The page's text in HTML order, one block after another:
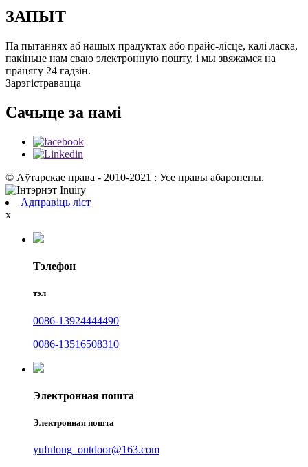
ЗАПЫТ
Па пытаннях аб нашых прадуктах або прайс-лісце, калі ласка,
пакіньце нам сваю электронную пошту, і мы звяжамся на
працягу 24 гадзін.
Зарэгістравацца
Сачыце за намі
© Аўтарскае права - 2010-2021 : Усе правы абаронены.
Адправіць ліст
x
Тэлефон
тэл
0086-13924444490
0086-13516508310
Электронная пошта
Электронная пошта
yufulong_outdoor@163.com